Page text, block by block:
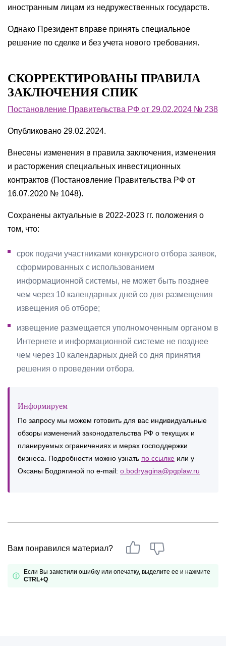
иностранным лицам из недружественных государств.
Однако Президент вправе принять специальное
решение по сделке и без учета нового требования.
СКОРРЕКТИРОВАНЫ ПРАВИЛА
ЗАКЛЮЧЕНИЯ СПИК
Постановление Правительства РФ от 29.02.2024 № 238
Опубликовано 29.02.2024.
Внесены изменения в правила заключения, изменения
и расторжения специальных инвестиционных
контрактов (Постановление Правительства РФ от
16.07.2020 № 1048).
Сохранены актуальные в 2022-2023 гг. положения о
том, что:
срок подачи участниками конкурсного отбора заявок,
сформированных с использованием
информационной системы, не может быть позднее
чем через 10 календарных дней со дня размещения
извещения об отборе;
извещение размещается уполномоченным органом в
Интернете и информационной системе не позднее
чем через 10 календарных дней со дня принятия
решения о проведении отбора.
Информируем
По запросу мы можем готовить для вас индивидуальные
обзоры изменений законодательства РФ о текущих и
планируемых ограничениях и мерах господдержки
бизнеса. Подробности можно узнать по ссылке или у
Оксаны Бодрягиной по e-mail: o.bodryagina@pgplaw.ru
Вам понравился материал?
Если Вы заметили ошибку или опечатку, выделите ее и нажмите
CTRL+Q